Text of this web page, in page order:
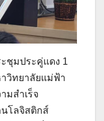
ชุมประคู่แดง 1
วิทยาลัยแม่ฟ้า
มสำเร็จ
โลจิสติกส์